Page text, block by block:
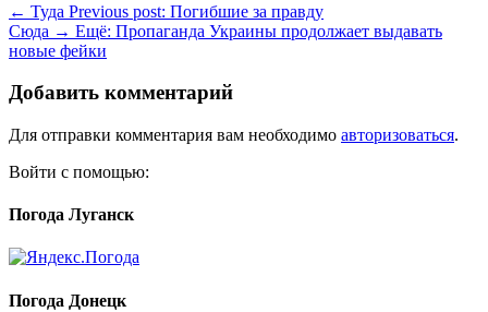
← Туда Previous post: Погибшие за правду
Сюда → Ещё: Пропаганда Украины продолжает выдавать
новые фейки
Добавить комментарий
Для отправки комментария вам необходимо авторизоваться.
Войти с помощью:
Погода Луганск
Погода Донецк